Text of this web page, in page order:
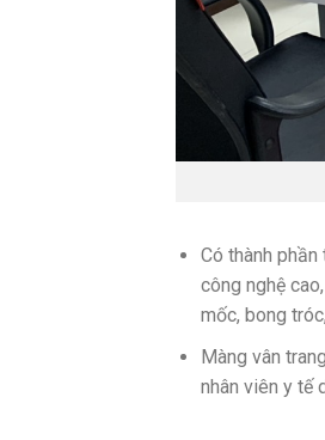
Có thành
công nghệ
mốc, bong
Màng vân
nhân viên y tế